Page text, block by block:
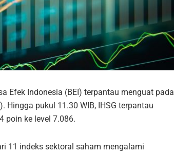
Efek Indonesia (BEI) terpantau menguat pada
pukul 11.30 WIB, IHSG terpantau
poin ke level 7.086.
11 indeks sektoral saham mengalami